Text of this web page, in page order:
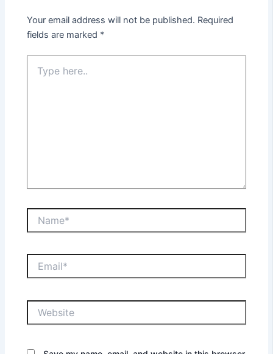
Your email address will not be published. Required
fields are marked *
here..